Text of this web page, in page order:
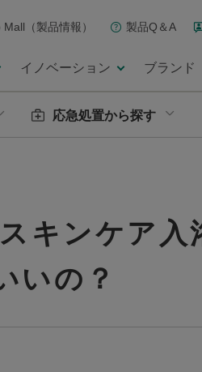
（製品情報） 製品Q＆A
イノベーション ブランド
応急処置から探す
キンケア
いの？